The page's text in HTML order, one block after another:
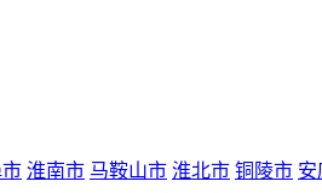
淮南市 马鞍山市 淮北市 铜陵市 安